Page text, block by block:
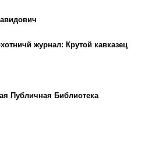
журнал: Крутой кавказец
Публичная Библиотека